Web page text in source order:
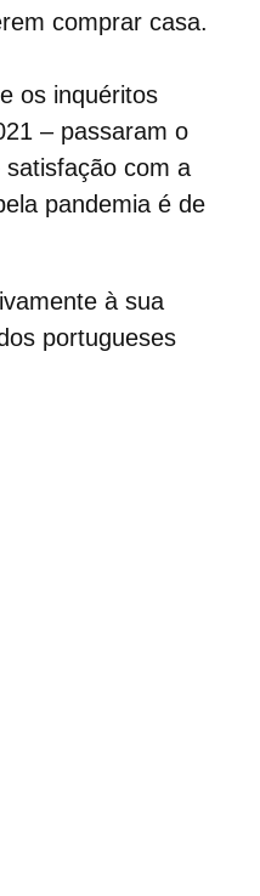
comprar casa.
os inquéritos
– passaram o
com a
pandemia é de
à sua
portugueses